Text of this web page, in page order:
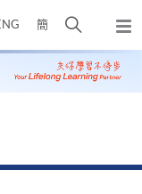
簡
開
搜
尋
彈
出
主